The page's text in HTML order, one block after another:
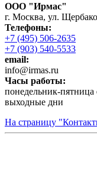
ООО "Ирмас"
г. Москва, ул.
Телефоны:
+7 (495) 506-2635
+7 (903) 540-5533
email:
infо@irmas.ru
Часы работы:
понедельник-пятница
выходные дни
На страницу